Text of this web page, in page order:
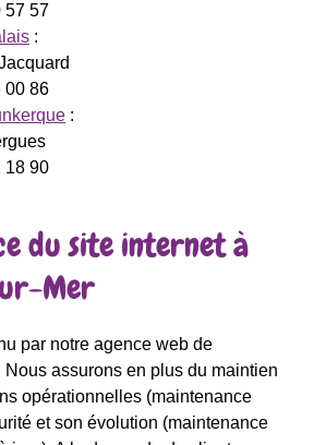
57 57
:
00 86
:
18 90
du site internet à
Mer
par notre agence web de
Nous assurons en plus du maintien
opérationnelles (maintenance
et son évolution (maintenance